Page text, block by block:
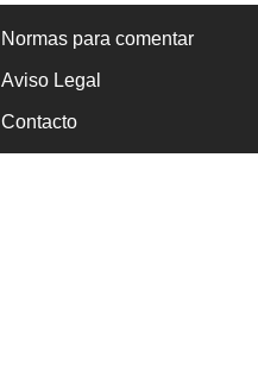
Normas para comentar
Aviso Legal
Contacto